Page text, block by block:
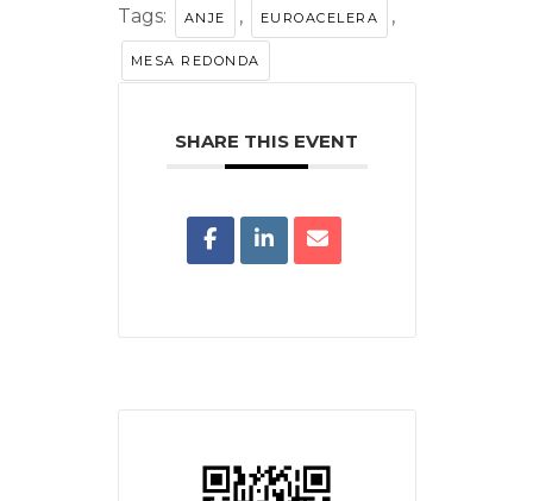
Tags: ANJE , EUROACELERA ,
MESA REDONDA
SHARE THIS EVENT